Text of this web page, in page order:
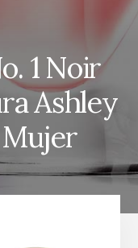
1 Noir
Ashley
Mujer